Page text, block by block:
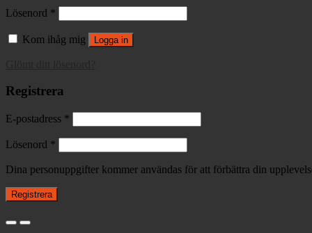
Lösenord *
Kom ihåg mig Logga in
Registrera
E-postadress *
Lösenord *
Dina personuppgifter kommer användas för att förbättra din
Registrera